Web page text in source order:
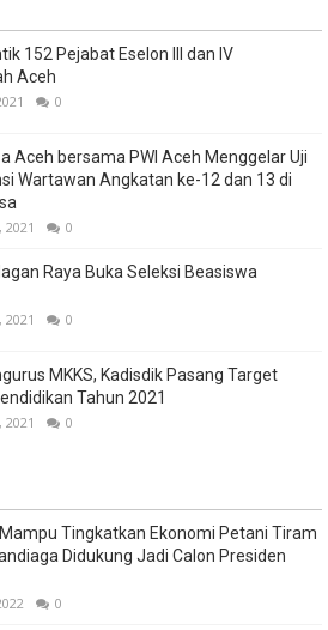
152 Pejabat Eselon III dan IV
Aceh
0
Aceh bersama PWI Aceh Menggelar Uji
Wartawan Angkatan ke-12 dan 13 di
2021 0
Raya Buka Seleksi Beasiswa
2021 0
MKKS, Kadisdik Pasang Target
Tahun 2021
2021 0
Tingkatkan Ekonomi Petani Tiram
Didukung Jadi Calon Presiden
0